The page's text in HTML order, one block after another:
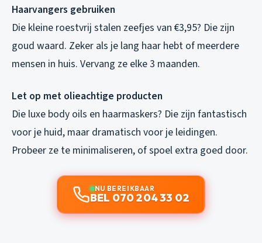
Haarvangers gebruiken
Die kleine roestvrij stalen zeefjes van €3,95? Die zijn
goud waard. Zeker als je lang haar hebt of meerdere
mensen in huis. Vervang ze elke 3 maanden.
Let op met olieachtige producten
Die luxe body oils en haarmaskers? Die zijn fantastisch
voor je huid, maar dramatisch voor je leidingen.
Probeer ze te minimaliseren, of spoel extra goed door.
NU BEREIKBAAR
BEL 070 204 33 02